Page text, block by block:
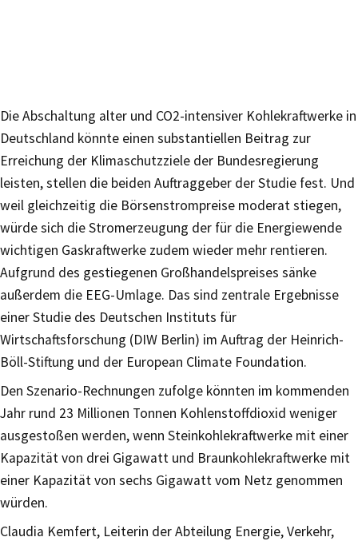
Die Abschaltung alter und CO2-intensiver Kohlekraftwerke in
Deutschland könnte einen substantiellen Beitrag zur
Erreichung der Klimaschutzziele der Bundesregierung
leisten, stellen die beiden Auftraggeber der Studie fest. Und
weil gleichzeitig die Börsenstrompreise moderat stiegen,
würde sich die Stromerzeugung der für die Energiewende
wichtigen Gaskraftwerke zudem wieder mehr rentieren.
Aufgrund des gestiegenen Großhandelspreises sänke
außerdem die EEG-Umlage. Das sind zentrale Ergebnisse
einer Studie des Deutschen Instituts für
Wirtschaftsforschung (DIW Berlin) im Auftrag der Heinrich-
Böll-Stiftung und der European Climate Foundation.
Den Szenario-Rechnungen zufolge könnten im kommenden
Jahr rund 23 Millionen Tonnen Kohlenstoffdioxid weniger
ausgestoßen werden, wenn Steinkohlekraftwerke mit einer
Kapazität von drei Gigawatt und Braunkohlekraftwerke mit
einer Kapazität von sechs Gigawatt vom Netz genommen
würden.
Claudia Kemfert, Leiterin der Abteilung Energie, Verkehr,